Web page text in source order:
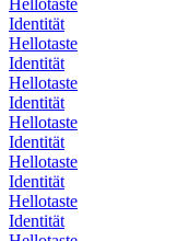
Identität
Hellotaste
Identität
Hellotaste
Identität
Hellotaste
Identität
Hellotaste
Identität
Hellotaste
Identität